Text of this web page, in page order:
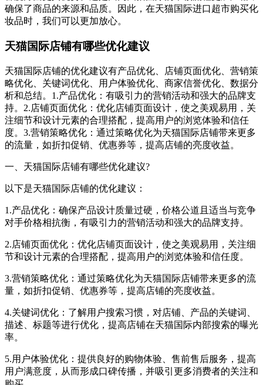
确保了商品的来源和品质。因此，在天猫国际进口超市购买化
妆品时，我们可以更加放心。
天猫国际店铺有哪些优化建议
天猫国际店铺的优化建议有产品优化、店铺页面优化、营销策
略优化、关键词优化、用户体验优化、商家信誉优化、数据分
析和总结。1.产品优化：有吸引力的营销活动和强大的品牌支
持。2.店铺页面优化：优化店铺页面设计，使之美观易用，关
注细节和设计元素的合理搭配，提高用户的浏览体验和信任
度。3.营销策略优化：通过策略优化为天猫国际店铺带来更多
的流量，如折扣促销、优惠券等，提高店铺的亮度收益。
一、天猫国际店铺有哪些优化建议?
以下是天猫国际店铺的优化建议：
1.产品优化：确保产品设计质量过硬，价格公道且适当与竞争
对手价格相抗衡，有吸引力的营销活动和强大的品牌支持。
2.店铺页面优化：优化店铺页面设计，使之美观易用，关注细
节和设计元素的合理搭配，提高用户的浏览体验和信任度。
3.营销策略优化：通过策略优化为天猫国际店铺带来更多的流
量，如折扣促销、优惠券等，提高店铺的亮度收益。
4.关键词优化：了解用户搜索习惯，对店铺、产品的关键词、
描述、标题等进行优化，提高店铺在天猫国际内部搜索的曝光
率。
5.用户体验优化：提供良好的购物体验、售前售后服务，提高
用户满意度，从而形成口碑传播，并吸引更多消费者的关注和